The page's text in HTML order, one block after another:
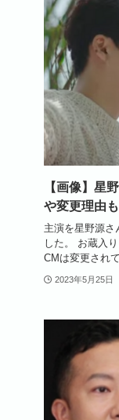
【画像】星
や変更理由も
主演を星野源さ
した。 お蔵入
CMは変更され
2023年5月25日